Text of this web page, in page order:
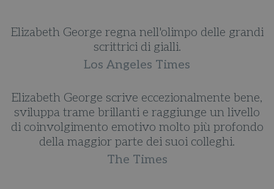
Elizabeth George regna nell'olimpo delle grandi
scrittrici di gialli.
Los Angeles Times
Elizabeth George scrive eccezionalmente bene,
sviluppa trame brillanti e raggiunge un livello
di coinvolgimento emotivo molto più profondo
della maggior parte dei suoi colleghi.
The Times